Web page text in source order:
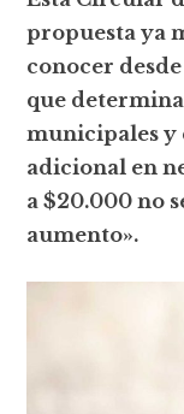
propuesta ya
conocer
que
municipales y
adicional en
a $20.000 no
aumento».